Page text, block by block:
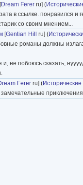
[Dream Ferer ru] (
в ссылке. понравился
со своим мнением...
[Gentian Hill ru] (
романы должны
не побоюсь сказать,
Ferer ru] (